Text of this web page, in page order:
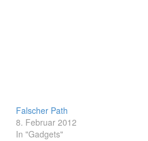
Falscher Path
8. Februar 2012
In "Gadgets"